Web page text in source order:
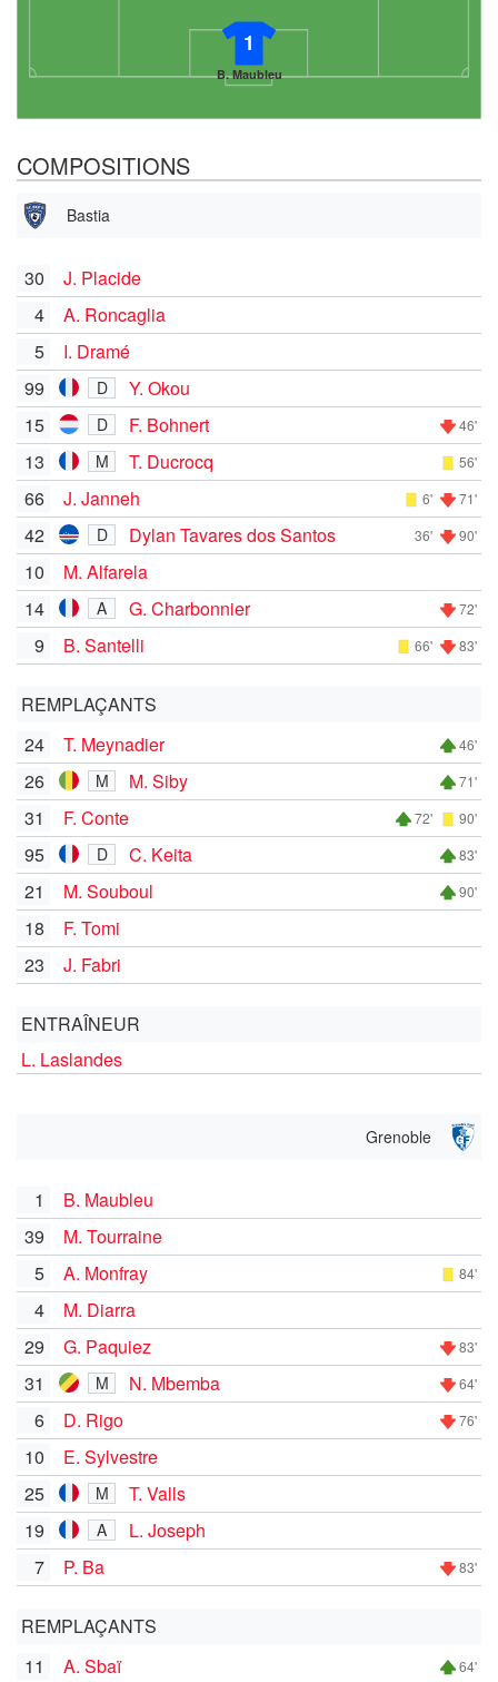
1
B. Maubleu
COMPOSITIONS
Bastia
30
J. Placide
4
A. Roncaglia
5
I. Dramé
99
D
Y. Okou
15
D F. Bohnert 46'
13 M T. Ducrocq 56'
66 J. Janneh 6' 71'
42 D Dylan Tavares dos Santos 36' 90'
10
M. Alfarela
14
A G. Charbonnier 72'
9 B. Santelli 66' 83'
REMPLAÇANTS
24
T. Meynadier 46'
26 M M. Siby 71'
31 F. Conte 72' 90'
95 D C. Keita 83'
21 M. Souboul 90'
18
F. Tomi
23
J. Fabri
ENTRAÎNEUR
L. Laslandes
Grenoble
1
B. Maubleu
39
M. Tourraine
5
A. Monfray 84'
4
M. Diarra
29
G. Paquiez 83'
31 M N. Mbemba 64'
6 D. Rigo 76'
10
E. Sylvestre
25
M
T. Valls
19
A
L. Joseph
7
P. Ba 83'
REMPLAÇANTS
11
A. Sbaï 64'